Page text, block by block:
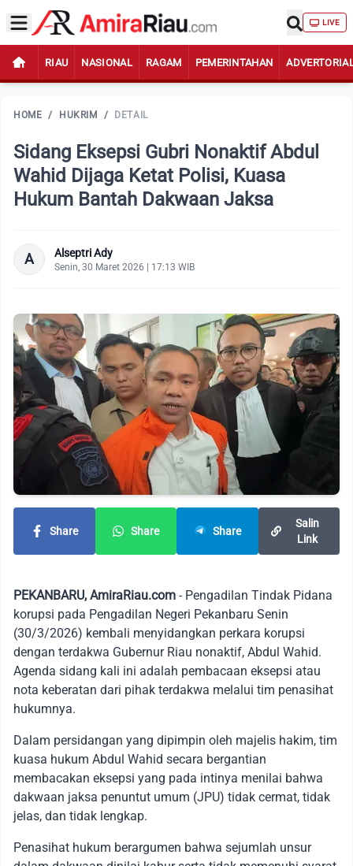
LIVE
RIAU NASIONAL RAGAM PEMERINTAHAN
HOME / HUKRIM / DETAIL
Sidang Eksepsi Gubri Nonaktif Abdul
Wahid Dijaga Ketat Polisi, Kuasa
Hukum Bantah Dakwaan Jaksa
A Alseptri Ady
Senin, 30 Maret 2026 | 17:13 WIB
Share Share Share
Salin
Link
PEKANBARU, AmiraRiau.com - Pengadilan Tindak Pidana
korupsi pada Pengadilan Negeri Pekanbaru Senin
(30/3/2026) kembali menyidangkan perkara korupsi
dengan terdakwa Gubernur Riau nonaktif, Abdul Wahid.
Agenda sidang kali ini adalah pembacaan eksepsi atau
nota keberatan dari pihak terdakwa melalui tim penasihat
hukumnya.
Dalam persidangan yang dipimpin oleh majelis hakim, tim
kuasa hukum Abdul Wahid secara bergantian
membacakan eksepsi yang pada intinya menilai bahwa
dakwaan jaksa penuntut umum (JPU) tidak cermat, tidak
jelas, dan tidak lengkap.
Penasihat hukum berargumen bahwa sejumlah unsur